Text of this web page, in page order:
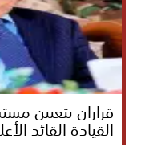
قراران بتعيين
القيادة القائد